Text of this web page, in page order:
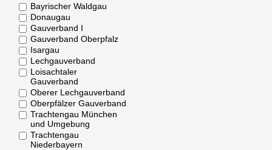
Bayrischer Waldgau
Donaugau
Gauverband I
Gauverband Oberpfalz
Isargau
Lechgauverband
Loisachtaler
Gauverband
Oberer Lechgauverband
Oberpfälzer Gauverband
Trachtengau München
und Umgebung
Trachtengau
Niederbayern